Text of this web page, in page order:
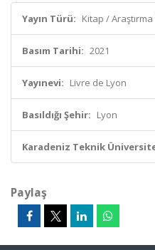
Yayın Türü: Kitap / Araştırma
Basım Tarihi: 2021
Yayınevi: Livre de Lyon
Basıldığı Şehir: Lyon
Karadeniz Teknik
Paylaş